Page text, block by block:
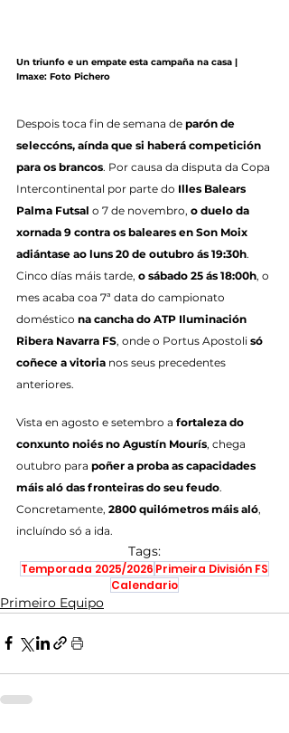
Un triunfo e un empate esta campaña na casa |
Imaxe: Foto Pichero
Despois toca fin de semana de parón de
seleccóns, aínda que si haberá competición
para os brancos. Por causa da disputa da Copa
Intercontinental por parte do Illes Balears
Palma Futsal o 7 de novembro, o duelo da
xornada 9 contra os baleares en Son Moix
adiántase ao luns 20 de outubro ás 19:30h.
Cinco días máis tarde, o sábado 25 ás 18:00h, o
mes acaba coa 7ª data do campionato
doméstico na cancha do ATP Iluminación
Ribera Navarra FS, onde o Portus Apostoli só
coñece a vitoria nos seus precedentes
anteriores.
Vista en agosto e setembro a fortaleza do
conxunto noiés no Agustín Mourís, chega
outubro para poñer a proba as capacidades
máis aló das fronteiras do seu feudo.
Concretamente, 2800 quilómetros máis aló,
incluíndo só a ida.
Tags:
Temporada 2025/2026 Primeira División FS
Calendario
Primeiro Equipo